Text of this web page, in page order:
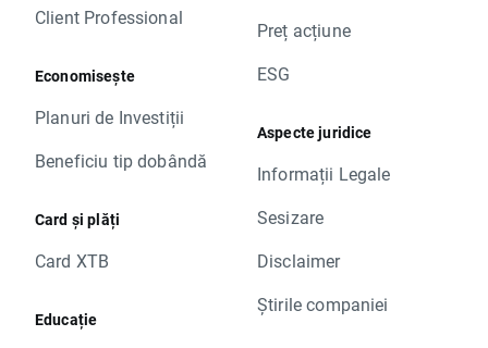
Client Professional
Economisește
Planuri de Investiții
Beneficiu tip dobândă
Card și plăți
Card XTB
Educație
Preț acțiune
ESG
Aspecte juridice
Informații Legale
Sesizare
Disclaimer
Știrile companiei